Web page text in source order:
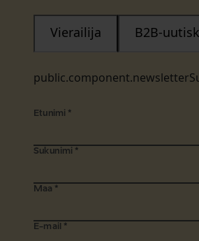
Vierailija B2B-
Etunimi *
Sukunimi *
Maa *
E-mail *